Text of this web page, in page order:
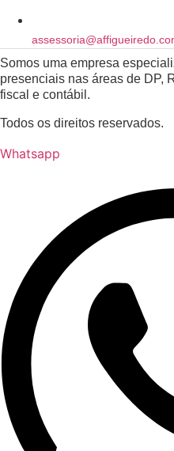
Somos uma empresa
presenciais nas áreas de DP,
fiscal e contábil.
Todos os direitos reservados.
Whatsapp